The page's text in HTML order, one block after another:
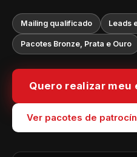
Mailing qualificado Leads
Pacotes Bronze, Prata e Ouro
Quero realizar meu
Ver pacotes de